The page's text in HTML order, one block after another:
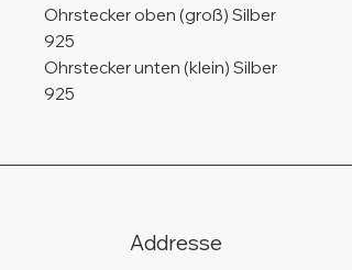
Ohrstecker oben (groß) Silber
925
Ohrstecker unten (klein) Silber
925
Addresse